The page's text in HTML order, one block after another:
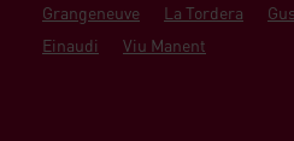
Grangeneuve
La Tordera
Einaudi
Viu Manent